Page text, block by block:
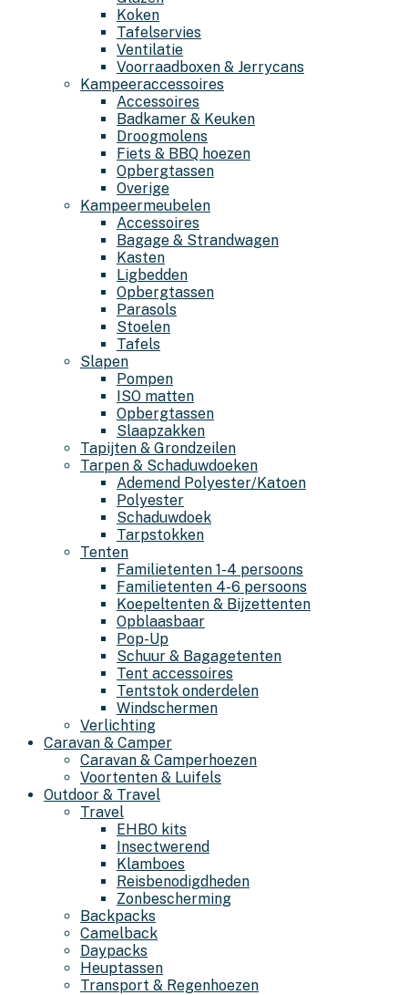
Koken
Tafelservies
Ventilatie
Voorraadboxen & Jerrycans
Kampeeraccessoires
Accessoires
Badkamer & Keuken
Droogmolens
Fiets & BBQ hoezen
Opbergtassen
Overige
Kampeermeubelen
Accessoires
Bagage & Strandwagen
Kasten
Ligbedden
Opbergtassen
Parasols
Stoelen
Tafels
Slapen
Pompen
ISO matten
Opbergtassen
Slaapzakken
Tapijten & Grondzeilen
Tarpen & Schaduwdoeken
Ademend Polyester/Katoen
Polyester
Schaduwdoek
Tarpstokken
Tenten
Familietenten 1-4 persoons
Familietenten 4-6 persoons
Koepeltenten & Bijzettenten
Opblaasbaar
Pop-Up
Schuur & Bagagetenten
Tent accessoires
Tentstok onderdelen
Windschermen
Verlichting
Caravan & Camper
Caravan & Camperhoezen
Voortenten & Luifels
Outdoor & Travel
Travel
EHBO kits
Insectwerend
Klamboes
Reisbenodigdheden
Zonbescherming
Backpacks
Camelback
Daypacks
Heuptassen
Transport & Regenhoezen